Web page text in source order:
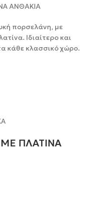
ΑΝΘΑΚΙΑ
πορσελάνη, με
Ιδιαίτερο και
κάθε κλασσικό χώρο.
ΠΛΑΤΙΝΑ